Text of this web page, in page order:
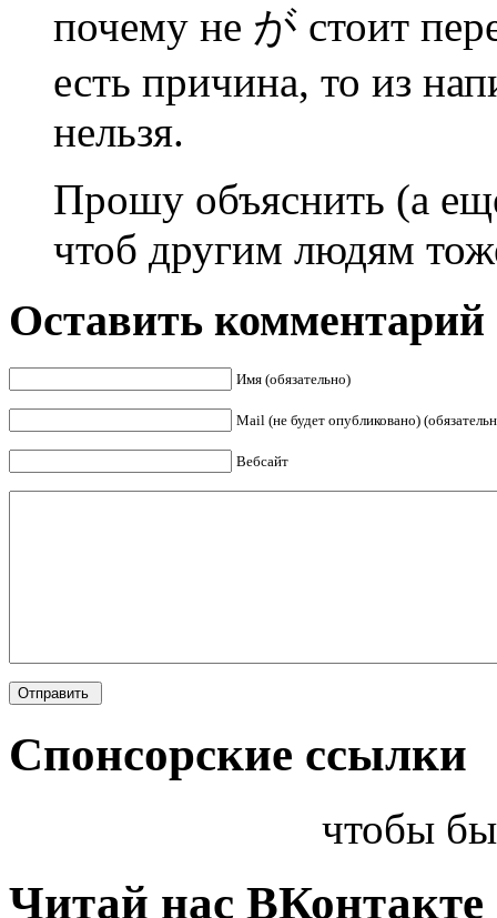
почему не が стоит
есть причина, то из
нельзя.
Прошу объяснить (а
чтоб другим людям
Оставить комментарий
Имя (обязательно)
Mail (не будет опубликовано)
Вебсайт
Спонсорские ссылки
чтобы
Читай нас ВКонтакте